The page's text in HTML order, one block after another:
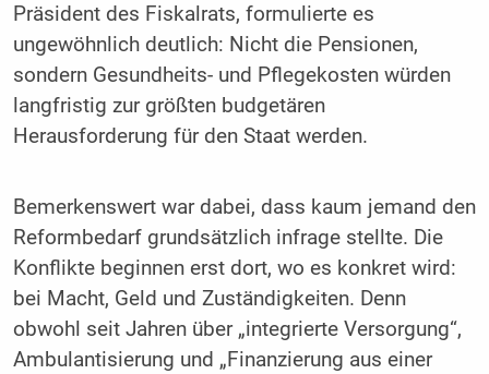
Präsident des Fiskalrats, formulierte es
ungewöhnlich deutlich: Nicht die Pensionen,
sondern Gesundheits- und Pflegekosten würden
langfristig zur größten budgetären
Herausforderung für den Staat werden.
Bemerkenswert war dabei, dass kaum jemand den
Reformbedarf grundsätzlich infrage stellte. Die
Konflikte beginnen erst dort, wo es konkret wird:
bei Macht, Geld und Zuständigkeiten. Denn
obwohl seit Jahren über „integrierte Versorgung“,
Ambulantisierung und „Finanzierung aus einer